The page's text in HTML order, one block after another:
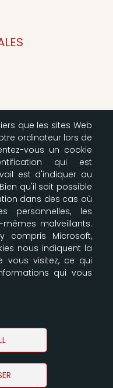
que les sites Web
ordinateur lors de
vous un cookie
qui est
est d'indiquer au
qu'il soit possible
dans des cas où
personnelles, les
malveillants.
compris Microsoft,
nous indiquent la
vous visitez, ce qui
qui vous